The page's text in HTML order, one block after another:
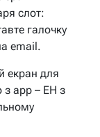
слот:
галочку
email.
екран для
з app – ЕН з